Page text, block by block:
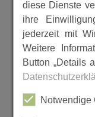
diese Dienste
ihre
jederzeit mit
Weitere
Button „Details
Notwendige